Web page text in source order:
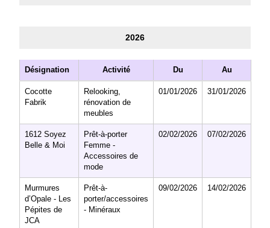
2026
Désignation Activité Du Au
Cocotte
Fabrik
Relooking,
rénovation de
meubles
01/01/2026 31/01/2026
1612 Soyez
Belle & Moi
Prêt-à-porter
Femme -
Accessoires de
mode
02/02/2026 07/02/2026
Murmures
d’Opale - Les
Pépites de
JCA
Prêt-à-
porter/accessoires
- Minéraux
09/02/2026 14/02/2026